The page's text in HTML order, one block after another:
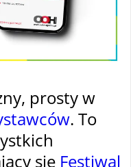
prosty w
. To
się Festiwal